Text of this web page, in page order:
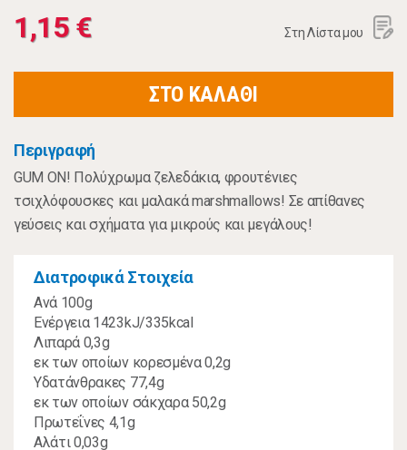
1,15 € Στη Λίστα μου
ΣΤΟ ΚΑΛΑΘΙ
Περιγραφή
GUM ON! Πολύχρωμα ζελεδάκια, φρουτένιες
τσιχλόφουσκες και μαλακά marshmallows! Σε απίθανες
γεύσεις και σχήματα για μικρούς και μεγάλους!
Διατροφικά Στοιχεία
Ανά 100g
Ενέργεια 1423kJ/335kcal
Λιπαρά 0,3g
εκ των οποίων κορεσμένα 0,2g
Υδατάνθρακες 77,4g
εκ των οποίων σάκχαρα 50,2g
Πρωτεΐνες 4,1g
Αλάτι 0,03g